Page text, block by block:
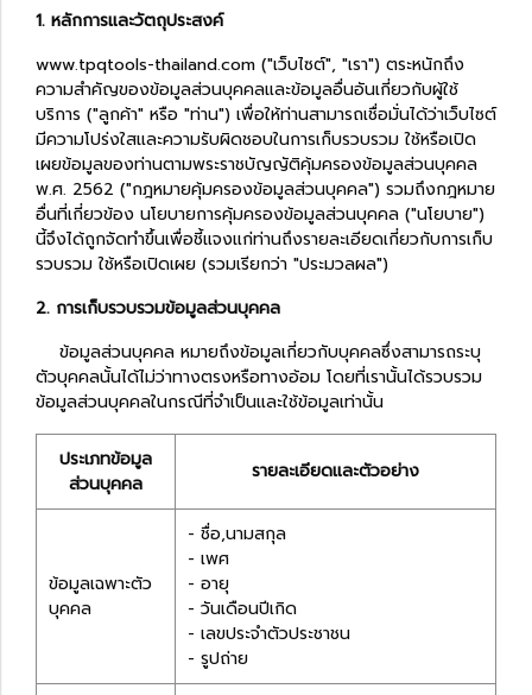
1. หลักการและวัตถุประสงค์
www.tpqtools-thailand.com ("เว็บไซต์", "เรา") ตระหนักถึง
ความสำคัญของข้อมูลส่วนบุคคลและข้อมูลอื่นอันเกี่ยวกับผู้ใช้
บริการ ("ลูกค้า" หรือ "ท่าน") เพื่อให้ท่านสามารถเชื่อมั่นได้ว่าเว็บไซต์
มีความโปร่งใสและความรับผิดชอบในการเก็บรวบรวม ใช้หรือเปิด
เผยข้อมูลของท่านตามพระราชบัญญัติคุ้มครองข้อมูลส่วนบุคคล
พ.ศ. 2562 ("กฎหมายคุ้มครองข้อมูลส่วนบุคคล") รวมถึงกฎหมาย
อื่นที่เกี่ยวข้อง นโยบายการคุ้มครองข้อมูลส่วนบุคคล ("นโยบาย")
นี้จึงได้ถูกจัดทำขึ้นเพื่อชี้แจงแก่ท่านถึงรายละเอียดเกี่ยวกับการเก็บ
รวบรวม ใช้หรือเปิดเผย (รวมเรียกว่า "ประมวลผล")
2. การเก็บรวบรวมข้อมูลส่วนบุคคล
ข้อมูลส่วนบุคคล หมายถึงข้อมูลเกี่ยวกับบุคคลซึ่งสามารถระบุ
ตัวบุคคลนั้นได้ไม่ว่าทางตรงหรือทางอ้อม โดยที่เรานั้นได้รวบรวม
ข้อมูลส่วนบุคคลในกรณีที่จำเป็นและใช้ข้อมูลเท่านั้น
ประเภทข้อมูล
ส่วนบุคคล
รายละเอียดและตัวอย่าง
ข้อมูลเฉพาะตัว
บุคคล
- ชื่อ,นามสกุล
- เพศ
- อายุ
- วันเดือนปีเกิด
- เลขประจำตัวประชาชน
- รูปถ่าย